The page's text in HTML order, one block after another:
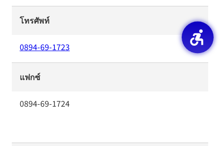
โทรศัพท์
0894-69-1723
แฟกซ์
0894-69-1724